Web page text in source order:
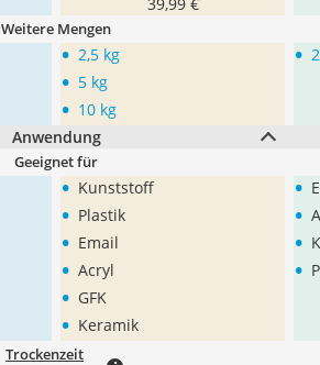
Weitere Mengen
• 2,5 kg
• 5 kg
• 10 kg
•
Anwendung
Geeignet für
• Kunststoff
• Plastik
• Email
• Acryl
• GFK
• Keramik
•
•
•
•
Trockenzeit